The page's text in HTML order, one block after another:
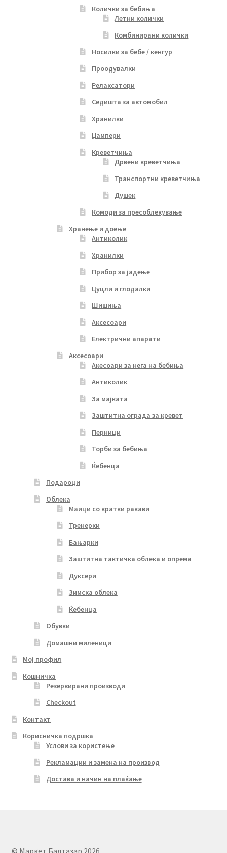
Колички за бебиња
Летни колички
Комбинирани колички
Носилки за бебе / кенгур
Проодувалки
Релаксатори
Седишта за автомобил
Хранилки
Џампери
Креветчиња
Дрвени креветчиња
Транспортни креветчиња
Душек
Комоди за пресоблекување
Хранење и доење
Антиколик
Хранилки
Прибор за јадење
Цуцли и глодалки
Шишиња
Аксесоари
Електрични апарати
Аксесоари
Акесоари за нега на бебиња
Антиколик
За мајката
Заштитна ограда за кревет
Перници
Торби за бебиња
Ќебенца
Подароци
Облека
Маици со кратки ракави
Тренерки
Бањарки
Заштитна тактичка облека и опрема
Дуксери
Зимска облека
Ќебенца
Обувки
Домашни миленици
Мој профил
Кошничка
Резервирани производи
Checkout
Контакт
Корисничка подршка
Услови за користење
Рекламации и замена на производ
Достава и начин на плаќање